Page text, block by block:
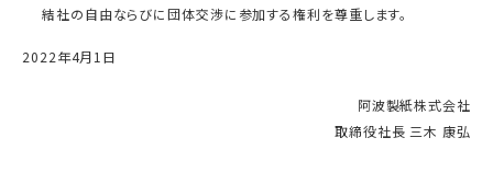
結社の自由ならびに団体交渉に参加する権利を尊重します。
2022年4月1日
阿波製紙株式会社
取締役社長 三木 康弘